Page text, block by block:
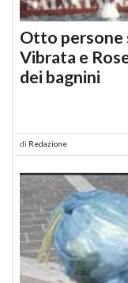
Otto persone
Vibrata e
dei bagnini
di Redazione